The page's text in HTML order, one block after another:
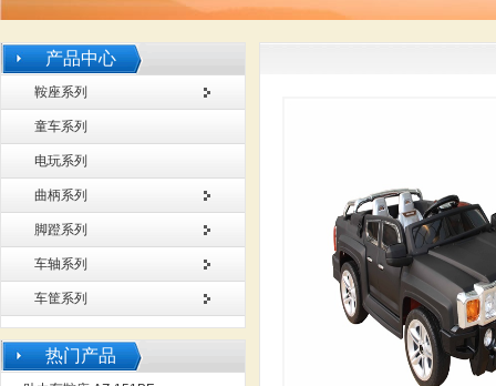
产品中心
鞍座系列
童车系列
电玩系列
曲柄系列
脚蹬系列
车轴系列
车筐系列
热门产品